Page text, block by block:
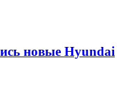
новые Hyundai